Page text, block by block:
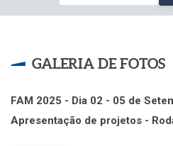
GALERIA DE FOTOS
FAM 2025 - Dia 02 - 05 de
Apresentação de projetos -